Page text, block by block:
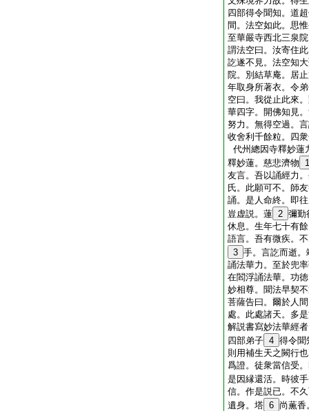
四部得令聞知。道
間。法空如此。思
至華嚴寺西北三泉
謂法空曰。汝寄住
訖遂不見。法空知
院。別結草庵。居
年取身所著衣。令
空曰。我從止此來
華四字。開佛知見
努力。無得空過。
收舍利千餘粒。四
代州總因寺釋妙蓮
釋妙蓮。慈悲濟物
1
友言。吾以誦經力
氏。此願可不。師
誦。是人命終。即
豈虚説。蓮 2 彌勤
休息。生年七十有
語言。吾有微疾。
3 手。言訖而逝
誦法華力。至於兜
在閻浮誦法華。功
妙相尊。聞法早契
菩薩告曰。爾於人
處。此處諸天。多
解説書寫妙法華經
四部弟子 4 得令聞
則用補生天之闕行
爲證。徒衆當信受
是因縁還活。時彼
信。作是説已。不
遺身。塔 6 尚薫香